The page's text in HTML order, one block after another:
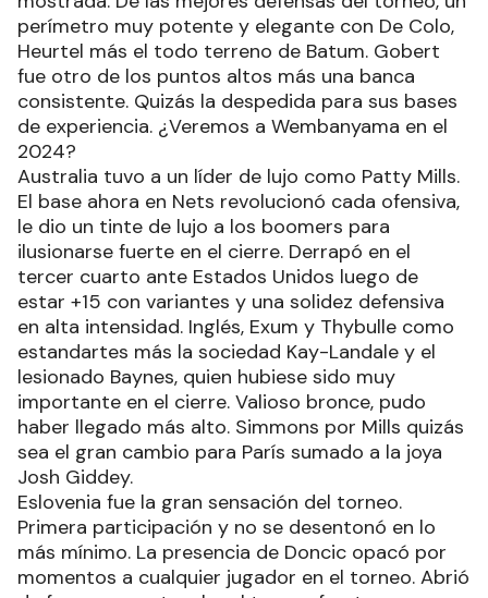
perímetro muy potente y elegante con De Colo,
Heurtel más el todo terreno de Batum. Gobert
fue otro de los puntos altos más una banca
consistente. Quizás la despedida para sus bases
de experiencia. ¿Veremos a Wembanyama en el
2024?
Australia tuvo a un líder de lujo como Patty Mills.
El base ahora en Nets revolucionó cada ofensiva,
le dio un tinte de lujo a los boomers para
ilusionarse fuerte en el cierre. Derrapó en el
tercer cuarto ante Estados Unidos luego de
estar +15 con variantes y una solidez defensiva
en alta intensidad. Inglés, Exum y Thybulle como
estandartes más la sociedad Kay-Landale y el
lesionado Baynes, quien hubiese sido muy
importante en el cierre. Valioso bronce, pudo
haber llegado más alto. Simmons por Mills quizás
sea el gran cambio para París sumado a la joya
Josh Giddey.
Eslovenia fue la gran sensación del torneo.
Primera participación y no se desentonó en lo
más mínimo. La presencia de Doncic opacó por
momentos a cualquier jugador en el torneo. Abrió